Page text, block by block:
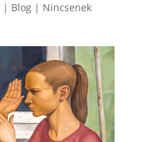
| Blog| Nincsenek